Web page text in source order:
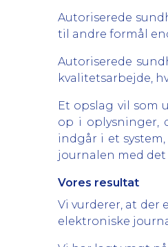
Autoriserede
til andre formål
Autoriserede
kvalitetsarbejde,
Et opslag vil som
op i oplysninger,
indgår i et
journalen med
Vores resultat
Vi vurderer, at
elektroniske